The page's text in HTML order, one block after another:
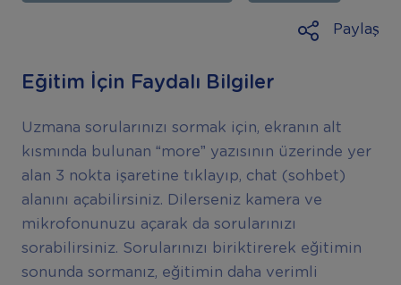
Paylaş
Eğitim İçin Faydalı Bilgiler
Uzmana sorularınızı sormak için, ekranın alt
kısmında bulunan “more” yazısının üzerinde yer
alan 3 nokta işaretine tıklayıp, chat (sohbet)
alanını açabilirsiniz. Dilerseniz kamera ve
mikrofonunuzu açarak da sorularınızı
sorabilirsiniz. Sorularınızı biriktirerek eğitimin
sonunda sormanız, eğitimin daha verimli